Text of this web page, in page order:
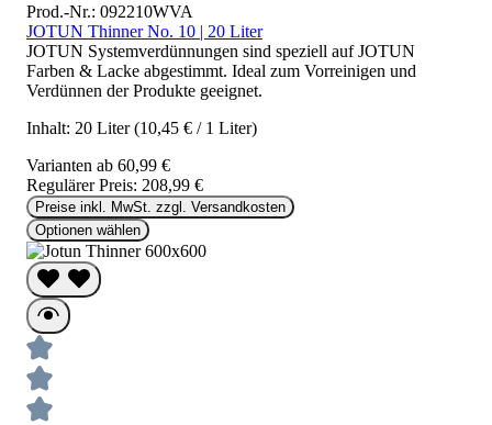
Prod.-Nr.: 092210WVA
JOTUN Thinner No. 10 | 20 Liter
JOTUN Systemverdünnungen sind speziell auf JOTUN
Farben & Lacke abgestimmt. Ideal zum Vorreinigen und
Verdünnen der Produkte geeignet.
Inhalt: 20 Liter(10,45 € / 1 Liter)
Varianten ab 60,99 €
Regulärer Preis: 208,99 €
Preise inkl. MwSt. zzgl. Versandkosten
Optionen wählen